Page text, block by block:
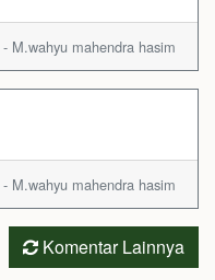
M.wahyu mahendra hasim
M.wahyu mahendra hasim
Komentar Lainnya